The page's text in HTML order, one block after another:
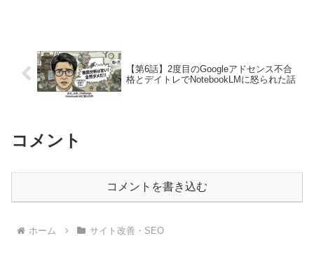
【第6話】2度目のGoogleアドセンス不合
格とデイトレでNotebookLMに怒られた話
コメント
コメントを書き込む
ホーム サイト改善・SEO